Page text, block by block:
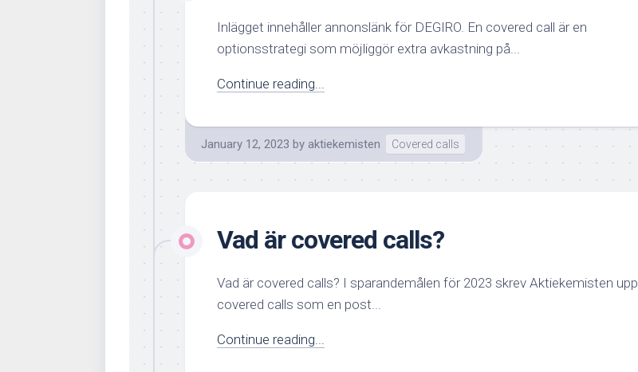
Inlägget innehåller annonslänk för DEGIRO. En covered call är en
optionsstrategi som möjliggör extra avkastning på...
Continue reading...
January 12, 2023 by aktiekemisten Covered calls
Vad är covered calls?
Vad är covered calls? I sparandemålen för 2023 skrev Aktiekemisten upp
covered calls som en post...
Continue reading...